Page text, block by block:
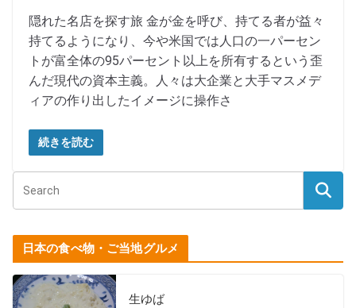
隠れた名店を探す旅 金が金を呼び、持てる者が益々
持てるようになり、今や米国では人口の一パーセン
トが富全体の95パーセント以上を所有するという歪
んだ現代の資本主義。人々は大企業と大手マスメデ
ィアの作り出したイメージに操作さ
続きを読む
日本の食べ物・ご当地グルメ
生ゆば